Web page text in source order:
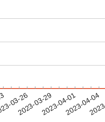
03-26
2023-03-292023-04-012023-04-04